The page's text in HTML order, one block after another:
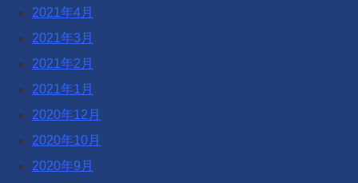
2021年4月
2021年3月
2021年2月
2021年1月
2020年12月
2020年10月
2020年9月